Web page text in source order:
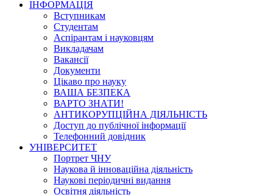
ІНФОРМАЦІЯ
Вступникам
Студентам
Аспірантам і науковцям
Викладачам
Вакансії
Документи
Цікаво про науку
ВАША БЕЗПЕКА
ВАРТО ЗНАТИ!
АНТИКОРУПЦІЙНА ДІЯЛЬНІСТЬ
Доступ до публічної інформації
Телефонний довідник
УНІВЕРСИТЕТ
Портрет ЧНУ
Наукова й інноваційна діяльність
Наукові періодичні видання
Освітня діяльність